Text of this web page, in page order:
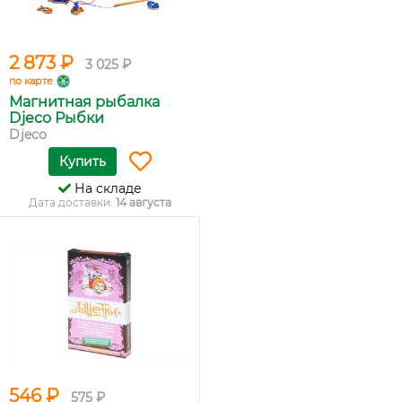
2 873 ₽ 3 025 ₽
по карте
Магнитная рыбалка
Djeco Рыбки
Djeco
Купить
На складе
Дата доставки: 14 августа
546 ₽ 575 ₽